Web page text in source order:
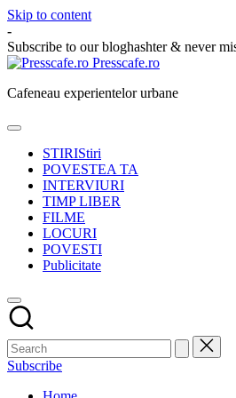
Skip to content
-
Subscribe to our bloghashter & never
Presscafe.ro
Cafeneau experientelor urbane
STIRIStiri
POVESTEA TA
INTERVIURI
TIMP LIBER
FILME
LOCURI
POVESTI
Publicitate
Subscribe